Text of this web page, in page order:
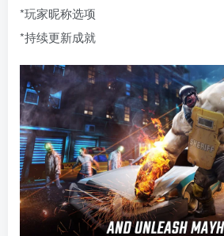
*玩家昵称选项
*持续更新成就